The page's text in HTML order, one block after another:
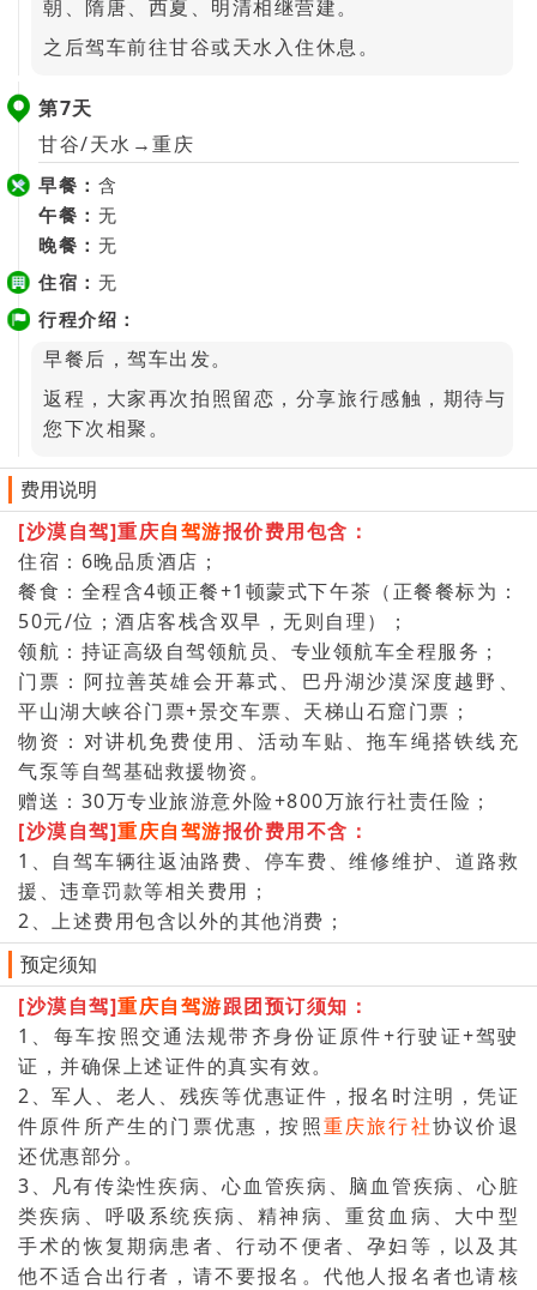
朝、隋唐、西夏、明清相继营建。
之后驾车前往甘谷或天水入住休息。
第7天
甘谷/天水→重庆
早餐： 含
午餐： 无
晚餐： 无
住宿： 无
行程介绍：
早餐后，驾车出发。
返程，大家再次拍照留恋，分享旅行感触，期待与
您下次相聚。
费用说明
[沙漠自驾]重庆自驾游报价费用包含：
住宿：6晚品质酒店；
餐食：全程含4顿正餐+1顿蒙式下午茶（正餐餐标为：
50元/位；酒店客栈含双早，无则自理）；
领航：持证高级自驾领航员、专业领航车全程服务；
门票：阿拉善英雄会开幕式、巴丹湖沙漠深度越野、
平山湖大峡谷门票+景交车票、天梯山石窟门票；
物资：对讲机免费使用、活动车贴、拖车绳搭铁线充
气泵等自驾基础救援物资。
赠送：30万专业旅游意外险+800万旅行社责任险；
[沙漠自驾]重庆自驾游报价费用不含：
1、自驾车辆往返油路费、停车费、维修维护、道路救
援、违章罚款等相关费用；
2、上述费用包含以外的其他消费；
预定须知
[沙漠自驾]重庆自驾游跟团预订须知：
1、每车按照交通法规带齐身份证原件+行驶证+驾驶
证，并确保上述证件的真实有效。
2、军人、老人、残疾等优惠证件，报名时注明，凭证
件原件所产生的门票优惠，按照重庆旅行社协议价退
还优惠部分。
3、凡有传染性疾病、心血管疾病、脑血管疾病、心脏
类疾病、呼吸系统疾病、精神病、重贫血病、大中型
手术的恢复期病患者、行动不便者、孕妇等，以及其
他不适合出行者，请不要报名。代他人报名者也请核